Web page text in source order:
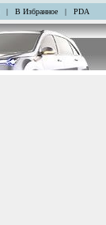
| В Избранное | PDA